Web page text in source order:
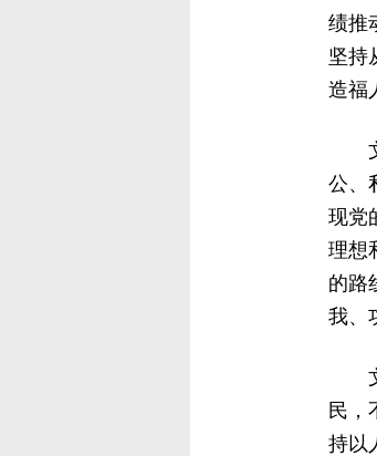
绩推
坚持
造福
公、
现党
理想
的路
我、
民，
持以